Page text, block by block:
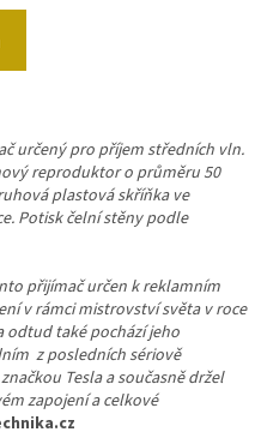
určený pro příjem středních vln.
reproduktor o průměru 50
plastová skříňka ve
Potisk čelní stěny podle
přijímač určen k reklamním
v rámci mistrovství světa v roce
odtud také pochází jeho
z posledních sériově
Tesla a současně držel
zapojení a celkové